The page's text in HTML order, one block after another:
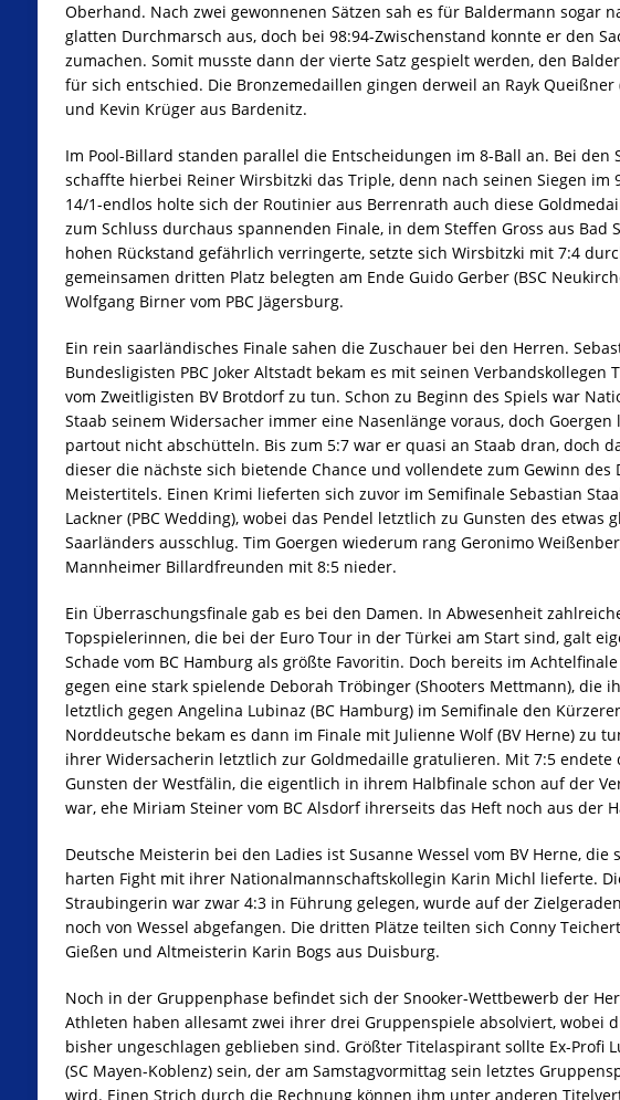
Oberhand. Nach zwei gewonnenen Sätzen sah es für Baldermann sogar
glatten Durchmarsch aus, doch bei 98:94-Zwischenstand konnte er den
zumachen. Somit musste dann der vierte Satz gespielt werden, den
für sich entschied. Die Bronzemedaillen gingen derweil an Rayk Queißner
und Kevin Krüger aus Bardenitz.
Im Pool-Billard standen parallel die Entscheidungen im 8-Ball an. Bei den
schaffte hierbei Reiner Wirsbitzki das Triple, denn nach seinen Siegen im
14/1-endlos holte sich der Routinier aus Berrenrath auch diese
zum Schluss durchaus spannenden Finale, in dem Steffen Gross aus Bad
hohen Rückstand gefährlich verringerte, setzte sich Wirsbitzki mit 7:4
gemeinsamen dritten Platz belegten am Ende Guido Gerber (BSC
Wolfgang Birner vom PBC Jägersburg.
Ein rein saarländisches Finale sahen die Zuschauer bei den Herren.
Bundesligisten PBC Joker Altstadt bekam es mit seinen Verbandskollegen
vom Zweitligisten BV Brotdorf zu tun. Schon zu Beginn des Spiels war
Staab seinem Widersacher immer eine Nasenlänge voraus, doch Goergen
partout nicht abschütteln. Bis zum 5:7 war er quasi an Staab dran, doch
dieser die nächste sich bietende Chance und vollendete zum Gewinn des
Meistertitels. Einen Krimi lieferten sich zuvor im Semifinale Sebastian
Lackner (PBC Wedding), wobei das Pendel letztlich zu Gunsten des etwas
Saarländers ausschlug. Tim Goergen wiederum rang Geronimo
Mannheimer Billardfreunden mit 8:5 nieder.
Ein Überraschungsfinale gab es bei den Damen. In Abwesenheit
Topspielerinnen, die bei der Euro Tour in der Türkei am Start sind, galt
Schade vom BC Hamburg als größte Favoritin. Doch bereits im
gegen eine stark spielende Deborah Tröbinger (Shooters Mettmann), die
letztlich gegen Angelina Lubinaz (BC Hamburg) im Semifinale den
Norddeutsche bekam es dann im Finale mit Julienne Wolf (BV Herne) zu
ihrer Widersacherin letztlich zur Goldmedaille gratulieren. Mit 7:5 endete
Gunsten der Westfälin, die eigentlich in ihrem Halbfinale schon auf der
war, ehe Miriam Steiner vom BC Alsdorf ihrerseits das Heft noch aus der
Deutsche Meisterin bei den Ladies ist Susanne Wessel vom BV Herne, die
harten Fight mit ihrer Nationalmannschaftskollegin Karin Michl lieferte.
Straubingerin war zwar 4:3 in Führung gelegen, wurde auf der
noch von Wessel abgefangen. Die dritten Plätze teilten sich Conny
Gießen und Altmeisterin Karin Bogs aus Duisburg.
Noch in der Gruppenphase befindet sich der Snooker-Wettbewerb der
Athleten haben allesamt zwei ihrer drei Gruppenspiele absolviert, wobei
bisher ungeschlagen geblieben sind. Größter Titelaspirant sollte Ex-Profi
(SC Mayen-Koblenz) sein, der am Samstagvormittag sein letztes
wird. Einen Strich durch die Rechnung können ihm unter anderen